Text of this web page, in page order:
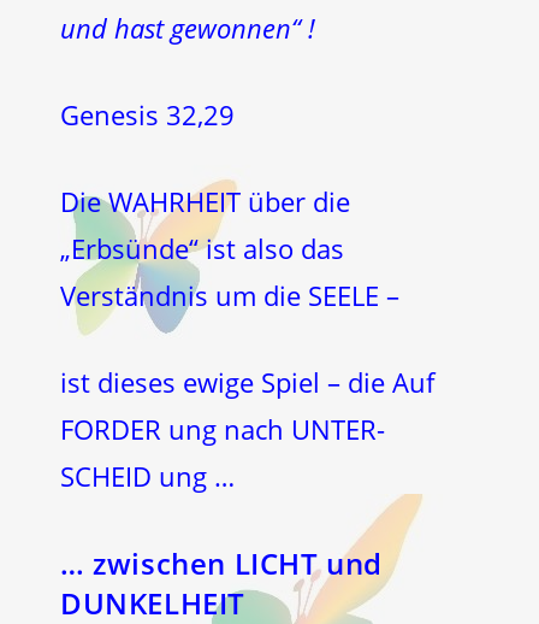
und hast gewonnen“ !
Genesis 32,29
Die WAHRHEIT über die
„Erbsünde“ ist also das
Verständnis um die SEELE –
ist dieses ewige Spiel – die Auf
FORDER ung nach UNTER-
SCHEID ung …
… zwischen LICHT und
DUNKELHEIT